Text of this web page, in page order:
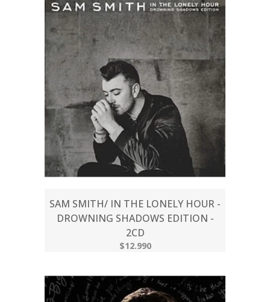
SAM SMITH/ IN THE LONELY HOUR -
DROWNING SHADOWS EDITION -
2CD
$12.990